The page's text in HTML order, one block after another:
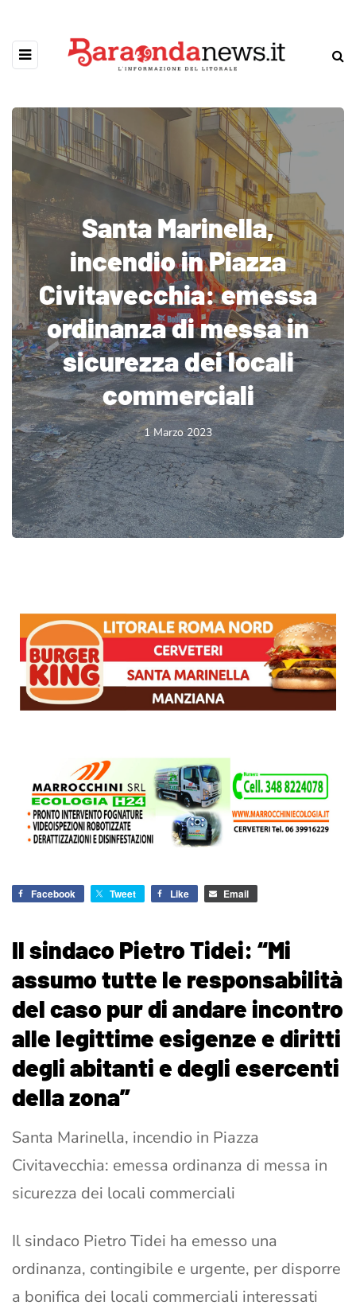
Santa Marinella,
incendio in Piazza
Civitavecchia: emessa
ordinanza di messa in
sicurezza dei locali
commerciali
1 Marzo 2023
Facebook Tweet Like Email
Il sindaco Pietro Tidei: “Mi
assumo tutte le responsabilità
del caso pur di andare incontro
alle legittime esigenze e diritti
degli abitanti e degli esercenti
della zona”
Santa Marinella, incendio in Piazza
Civitavecchia: emessa ordinanza di messa in
sicurezza dei locali commerciali
Il sindaco Pietro Tidei ha emesso una
ordinanza, contingibile e urgente, per disporre
a bonifica dei locali commerciali interessati